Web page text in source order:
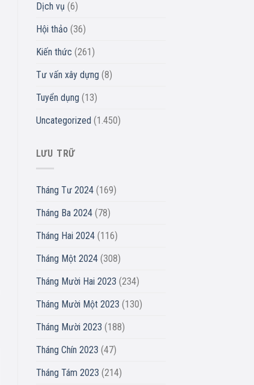
Dịch vụ (6)
Hội thảo (36)
Kiến thức (261)
Tư vấn xây dựng (8)
Tuyển dụng (13)
Uncategorized (1.450)
LƯU TRỮ
Tháng Tư 2024(169)
Tháng Ba 2024(78)
Tháng Hai 2024(116)
Tháng Một 2024(308)
Tháng Mười Hai 2023 (234)
Tháng Mười Một 2023 (130)
Tháng Mười 2023 (188)
Tháng Chín 2023 (47)
Tháng Tám 2023 (214)